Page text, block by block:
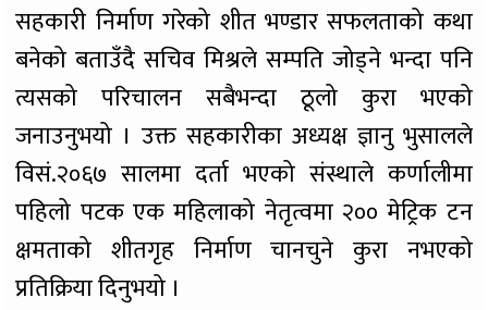
सहकारी निर्माण गरेको शीत भण्डार सफलताको कथा
बनेको बताउँदै सचिव मिश्रले सम्पति जोड्ने भन्दा पनि
त्यसको परिचालन सबैभन्दा ठूलो कुरा भएको
जनाउनुभयो । उक्त सहकारीका अध्यक्ष ज्ञानु भुसालले
विसं.२०६७ सालमा दर्ता भएको संस्थाले कर्णालीमा
पहिलो पटक एक महिलाको नेतृत्वमा २०० मेट्रिक टन
क्षमताको शीतगृह निर्माण चानचुने कुरा नभएको
प्रतिक्रिया दिनुभयो ।